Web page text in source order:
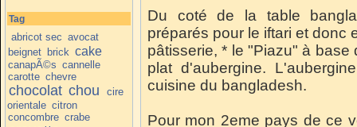
Tag
abricot sec avocat
beignet brick cake
canapÃ©s cannelle
carotte chevre
chocolat chou
cire
orientale citron
concombre crabe
Du coté de la table
préparés pour le iftari et donc
pâtisserie, * le "Piazu" à
plat d'aubergine.
cuisine du bangladesh.
Pour mon 2eme pays de ce